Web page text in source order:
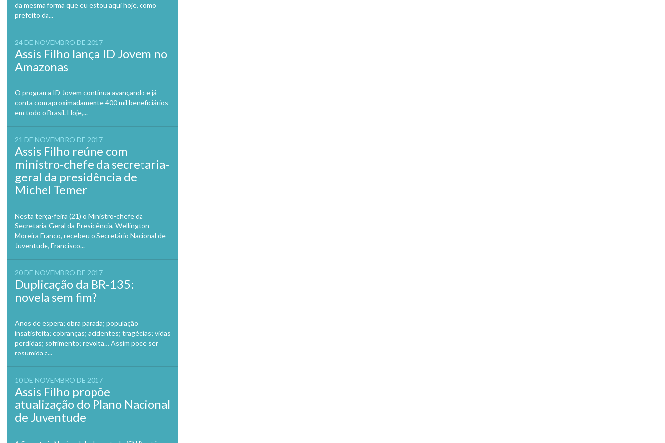
da mesma forma que eu estou aqui hoje, como
prefeito da...
24 DE NOVEMBRO DE 2017
Assis Filho lança ID Jovem no
Amazonas
O programa ID Jovem continua avançando e já
conta com aproximadamente 400 mil beneficiários
em todo o Brasil. Hoje,...
21 DE NOVEMBRO DE 2017
Assis Filho reúne com
ministro-chefe da secretaria-
geral da presidência de
Michel Temer
Nesta terça-feira (21) o Ministro-chefe da
Secretaria-Geral da Presidência, Wellington
Moreira Franco, recebeu o Secretário Nacional de
Juventude, Francisco...
20 DE NOVEMBRO DE 2017
Duplicação da BR-135:
novela sem fim?
Anos de espera; obra parada; população
insatisfeita; cobranças; acidentes; tragédias; vidas
perdidas; sofrimento; revolta… Assim pode ser
resumida a...
10 DE NOVEMBRO DE 2017
Assis Filho propõe
atualização do Plano Nacional
de Juventude